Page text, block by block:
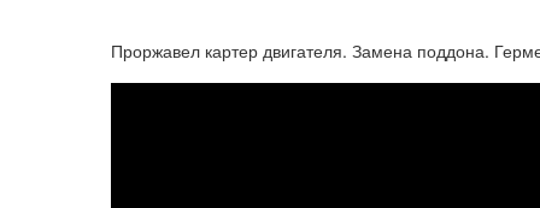
Проржавел картер двигателя. Замена поддона.